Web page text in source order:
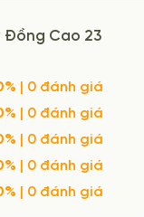
Đồng Cao 23
| 0 đánh giá
| 0 đánh giá
| 0 đánh giá
| 0 đánh giá
| 0 đánh giá